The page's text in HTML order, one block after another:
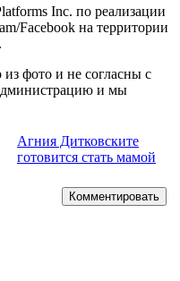
Inc. по реализации
Facebook на территории
фото и не согласны с
и мы
Агния Дитковските
готовится стать мамой
Комментировать